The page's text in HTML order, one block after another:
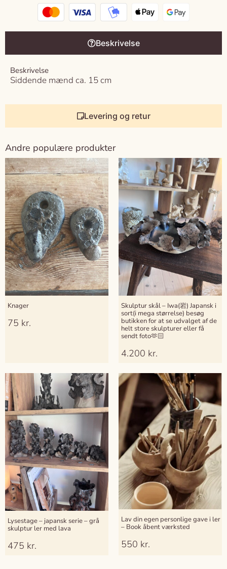
Beskrivelse
Levering og retur
Beskrivelse
Siddende mænd ca. 15 cm
Andre populære produkter
Knager
75 kr.
Skulptur skål – Iwa(岩) Japansk i
sort(i mega størrelse) besøg
butikken for at se udvalget af de
helt store skulpturer eller få
sendt foto🫶🏻
4.200 kr.
Lysestage – japansk serie – grå
skulptur ler med lava
475 kr.
Lav din egen personlige gave i ler
– Book åbent værksted
550 kr.